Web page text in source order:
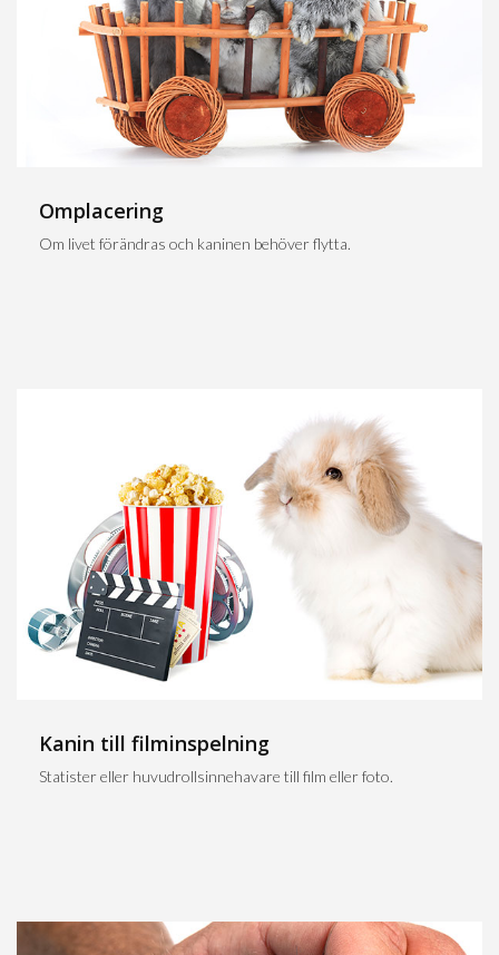
Omplacering
Om livet förändras och kaninen behöver flytta.
Kanin till filminspelning
Statister eller huvudrollsinnehavare till film eller foto.